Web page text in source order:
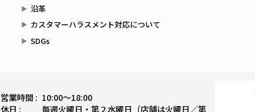
沿革
カスタマーハラスメント対応について
SDGs
営業時間 : 10:00〜18:00
休日 :
毎週火曜日・第２水曜日（店舗は火曜日／第